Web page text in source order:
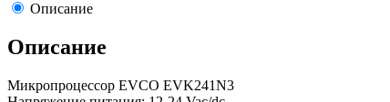
Описание
Описание
Микропроцессор EVCO EVK241N3